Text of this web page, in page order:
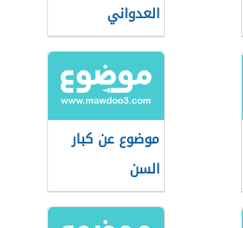
العدواني
موضوع عن كبار
السن